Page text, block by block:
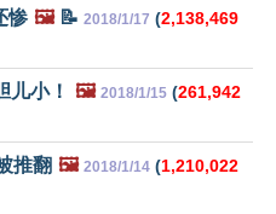
惨 🖼️📝 2018/1/17 (2,138,469
儿小！ 🖼️ 2018/1/15 (261,942
推翻 🖼️ 2018/1/14 (1,210,022